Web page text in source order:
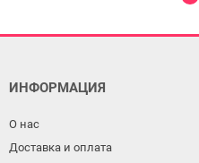
ИНФОРМАЦИЯ
О нас
Доставка и оплата